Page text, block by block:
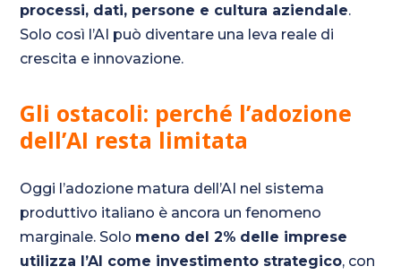
processi, dati, persone e cultura aziendale.
Solo così l’AI può diventare una leva reale di
crescita e innovazione.
Gli ostacoli: perché l’adozione
dell’AI resta limitata
Oggi l’adozione matura dell’AI nel sistema
produttivo italiano è ancora un fenomeno
marginale. Solo meno del 2% delle imprese
utilizza l’AI come investimento strategico, con